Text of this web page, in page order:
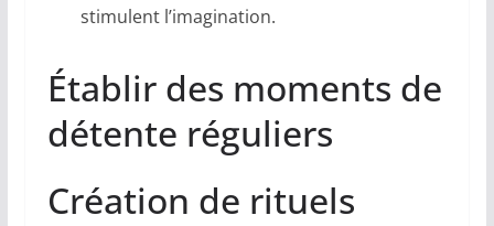
stimulent l’imagination.
Établir des moments de
détente réguliers
Création de rituels